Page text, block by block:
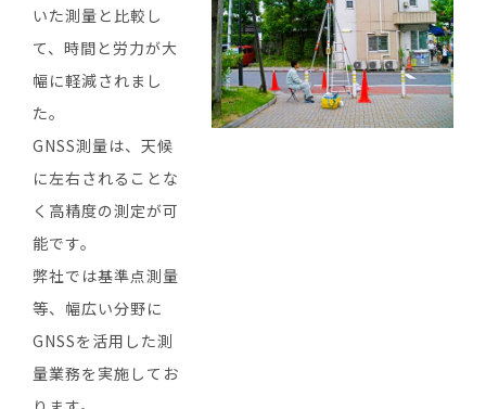
いた測量と比較し
て、時間と労力が大
幅に軽減されまし
た。
GNSS測量は、天候
に左右されることな
く高精度の測定が可
能です。
弊社では基準点測量
等、幅広い分野に
GNSSを活用した測
量業務を実施してお